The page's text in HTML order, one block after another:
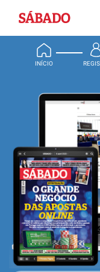
Sábado
INÍCIO